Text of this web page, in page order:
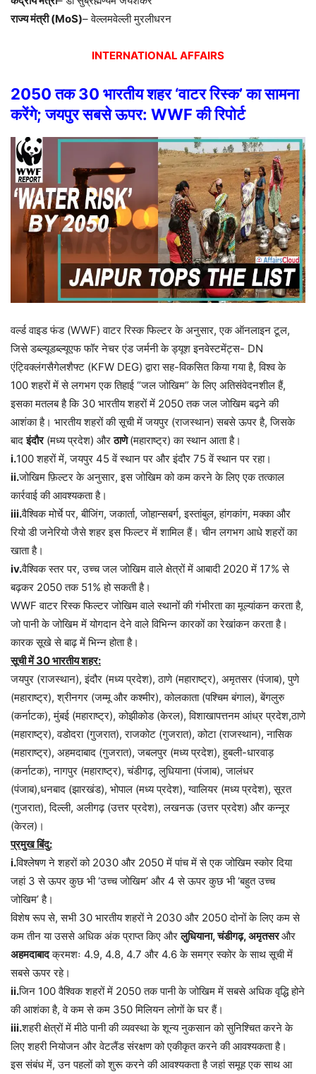
राज्य मंत्री (MoS)– वेल्लमवेल्ली मुरलीधरन
INTERNATIONAL AFFAIRS
2050 तक 30 भारतीय शहर ‘वाटर रिस्क’ का सामना
करेंगे; जयपुर सबसे ऊपर: WWF की रिपोर्ट
वर्ल्ड वाइड फंड (WWF) वाटर रिस्क फिल्टर के अनुसार, एक ऑनलाइन टूल,
जिसे डब्ल्यूडब्ल्यूएफ फॉर नेचर एंड जर्मनी के ड्यूश इनवेस्टमेंट्स- DN
एंट्विक्लंगसैगेलशैफ्ट (KFW DEG) द्वारा सह-विकसित किया गया है, विश्व के
100 शहरों में से लगभग एक तिहाई “जल जोखिम” के लिए अतिसंवेदनशील हैं,
इसका मतलब है कि 30 भारतीय शहरों में 2050 तक जल जोखिम बढ़ने की
आशंका है। भारतीय शहरों की सूची में जयपुर (राजस्थान) सबसे ऊपर है, जिसके
बादइंदौर(मध्य प्रदेश) औरठाणे(महाराष्ट्र) का स्थान आता है।
i.100 शहरों में, जयपुर 45 वें स्थान पर और इंदौर 75 वें स्थान पर रहा।
ii.जोखिम फ़िल्टर के अनुसार, इस जोखिम को कम करने के लिए एक तत्काल
कार्रवाई की आवश्यकता है।
iii.वैश्विक मोर्चे पर, बीजिंग, जकार्ता, जोहान्सबर्ग, इस्तांबुल, हांगकांग, मक्का और
रियो डी जनेरियो जैसे शहर इस फिल्टर में शामिल हैं। चीन लगभग आधे शहरों का
खाता है।
iv.वैश्विक स्तर पर, उच्च जल जोखिम वाले क्षेत्रों में आबादी 2020 में 17% से
बढ़कर 2050 तक 51% हो सकती है।
WWF वाटर रिस्क फिल्टर जोखिम वाले स्थानों की गंभीरता का मूल्यांकन करता है,
जो पानी के जोखिम में योगदान देने वाले विभिन्न कारकों का रेखांकन करता है।
कारक सूखे से बाढ़ में भिन्न होता है।
सूची में 30 भारतीय शहर:
जयपुर (राजस्थान), इंदौर (मध्य प्रदेश), ठाणे (महाराष्ट्र), अमृतसर (पंजाब), पुणे
(महाराष्ट्र), श्रीनगर (जम्मू और कश्मीर), कोलकाता (पश्चिम बंगाल), बेंगलुरु
(कर्नाटक), मुंबई (महाराष्ट्र), कोझीकोड (केरल), विशाखापत्तनम आंध्र प्रदेश,ठाणे
(महाराष्ट्र), वडोदरा (गुजरात), राजकोट (गुजरात), कोटा (राजस्थान), नासिक
(महाराष्ट्र), अहमदाबाद (गुजरात), जबलपुर (मध्य प्रदेश), हुबली-धारवाड़
(कर्नाटक), नागपुर (महाराष्ट्र), चंडीगढ़, लुधियाना (पंजाब), जालंधर
(पंजाब),धनबाद (झारखंड), भोपाल (मध्य प्रदेश), ग्वालियर (मध्य प्रदेश), सूरत
(गुजरात), दिल्ली, अलीगढ़ (उत्तर प्रदेश), लखनऊ (उत्तर प्रदेश) और कन्नूर
(केरल)।
प्रमुख बिंदु:
i.विश्लेषण ने शहरों को 2030 और 2050 में पांच में से एक जोखिम स्कोर दिया
जहां 3 से ऊपर कुछ भी ‘उच्च जोखिम’ और 4 से ऊपर कुछ भी ‘बहुत उच्च
जोखिम’ है।
विशेष रूप से, सभी 30 भारतीय शहरों ने 2030 और 2050 दोनों के लिए कम से
कम तीन या उससे अधिक अंक प्राप्त किए औरलुधियाना, चंडीगढ़, अमृतसरऔर
अहमदाबादक्रमशः 4.9, 4.8, 4.7 और 4.6 के समग्र स्कोर के साथ सूची में
सबसे ऊपर रहे।
ii.जिन 100 वैश्विक शहरों में 2050 तक पानी के जोखिम में सबसे अधिक वृद्धि होने
की आशंका है, वे कम से कम 350 मिलियन लोगों के घर हैं।
iii.शहरी क्षेत्रों में मीठे पानी की व्यवस्था के शून्य नुकसान को सुनिश्चित करने के
लिए शहरी नियोजन और वेटलैंड संरक्षण को एकीकृत करने की आवश्यकता है।
इस संबंध में, उन पहलों को शुरू करने की आवश्यकता है जहां समूह एक साथ आ